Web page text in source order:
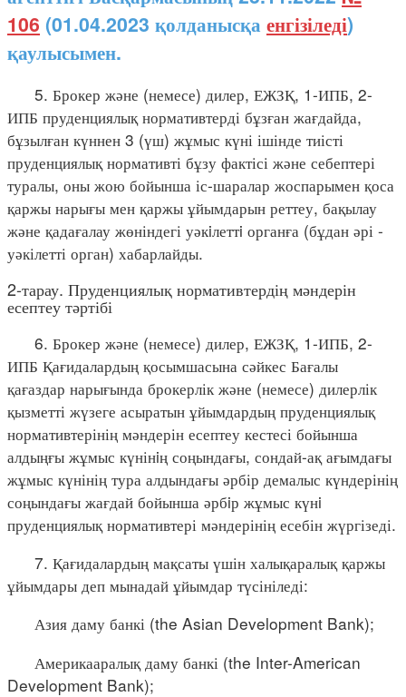
106 (01.04.2023 қолданысқа енгізіледі)
қаулысымен.
5. Брокер және (немесе) дилер, ЕЖЗҚ, 1-ИПБ, 2-
ИПБ пруденциялық нормативтерді бұзған жағдайда,
бұзылған күннен 3 (үш) жұмыс күні ішінде тиісті
пруденциялық нормативті бұзу фактісі және себептері
туралы, оны жою бойынша іс-шаралар жоспарымен қоса
қаржы нарығы мен қаржы ұйымдарын реттеу, бақылау
және қадағалау жөніндегі уәкiлеттi органға (бұдан әрі -
уәкілетті орган) хабарлайды.
2-тарау. Пруденциялық нормативтердің мәндерін
есептеу тәртібі
6. Брокер және (немесе) дилер, ЕЖЗҚ, 1-ИПБ, 2-
ИПБ Қағидалардың қосымшасына сәйкес Бағалы
қағаздар нарығында брокерлік және (немесе) дилерлік
қызметті жүзеге асыратын ұйымдардың пруденциялық
нормативтерінің мәндерін есептеу кестесі бойынша
алдыңғы жұмыс күнінiң соңындағы, сондай-ақ ағымдағы
жұмыс күнінің тура алдындағы әрбір демалыс күндерінің
соңындағы жағдай бойынша әрбiр жұмыс күнi
пруденциялық нормативтері мәндерінің есебін жүргізеді.
7. Қағидалардың мақсаты үшін халықаралық қаржы
ұйымдары деп мынадай ұйымдар түсініледі:
Азия даму банкі (the Asian Development Bank);
Америкааралық даму банкі (the Inter-American
Development Bank);